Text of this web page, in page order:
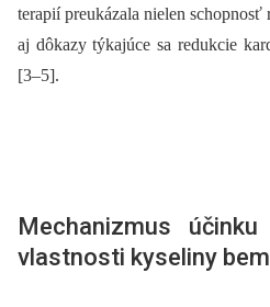
terapií preukázala nielen
aj dôkazy týkajúce sa redukcie
[3–5].
Mechanizmus
vlastnosti kyseliny